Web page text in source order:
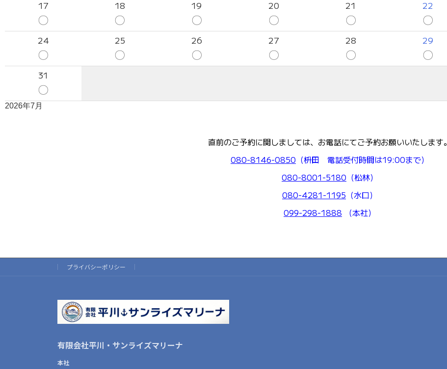
17
〇
18
〇
19
〇
20
〇
21
〇
22
〇
24
〇
25
〇
26
〇
27
〇
28
〇
29
〇
31
〇
2026年7月
直前のご予約に関しましては、お電話にてご予約お願いいたします。
080-8146-0850 （枡田 電話受付時間は19:00まで）
080-8001-5180 （松林）
080-4281-1195 （水口）
099-298-1888 （本社）
プライバシーポリシー
有限会社平川・サンライズマリーナ
本社